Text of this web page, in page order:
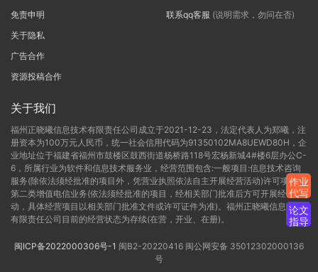
免责申明
关于隐私
广告合作
资源投稿合作
联系qq客服 (说明需求，勿问在否)
关于我们
福州正晓曦信息技术有限责任公司成立于2021-12-23，法定代表人为郑曦，注
册资本为100万元人民币，统一社会信用代码为91350102MA8UEWD80H，企
业地址位于福建省福州市鼓楼区鼓西街道杨桥路118号宏杨新城4#楼6层办公C-
6，所属行业为软件和信息技术服务业，经营范围包含:一般项目:信息技术咨询
服务(除依法须经批准的项目外，凭营业执照依法自主开展经营活动)许可项目:
第二类增值电信业务(依法须经批准的项目，经相关部门批准后方可开展经营活
动，具体经营项目以相关部门批准文件或许可证件为准)。福州正晓曦信息技术
有限责任公司目前的经营状态为存续(在营，开业、在册)。
闽ICP备2022000306号-1 闽B2-20220416 闽公网安备 35012302000136
号
作业
代写
论文
指导